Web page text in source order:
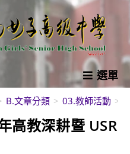
選單
B.文章分類 > 03.教師活動 >
高教深耕暨 USR